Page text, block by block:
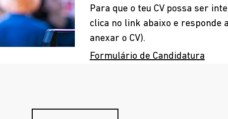
NOVIDADES
A MARCA
Para que o teu CV possa ser
clica no link abaixo e responde
anexar o CV).
Formulário de Candidatura